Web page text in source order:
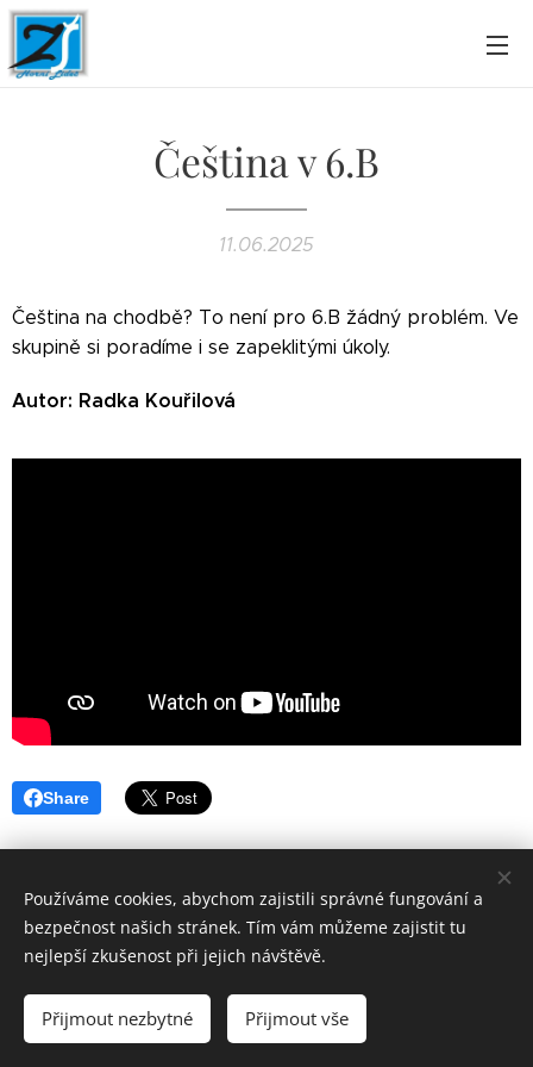
Čeština v 6.B
11.06.2025
Čeština na chodbě? To není pro 6.B žádný problém. Ve
skupině si poradíme i se zapeklitými úkoly.
Autor: Radka Kouřilová
Share
© 2016Základní škola Horní Lideč, okres Vsetín.
Designed by Bohumír Náhlý©
Používáme cookies, abychom zajistili správné fungování a
bezpečnost našich stránek. Tím vám můžeme zajistit tu
nejlepší zkušenost při jejich návštěvě.
Přijmout nezbytné Přijmout vše